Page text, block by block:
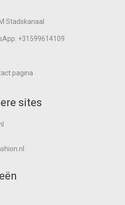
Stadskanaal
+31599614109
pagina
sites